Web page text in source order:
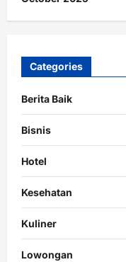
Categories
Berita Baik
Bisnis
Hotel
Kesehatan
Kuliner
Lowongan